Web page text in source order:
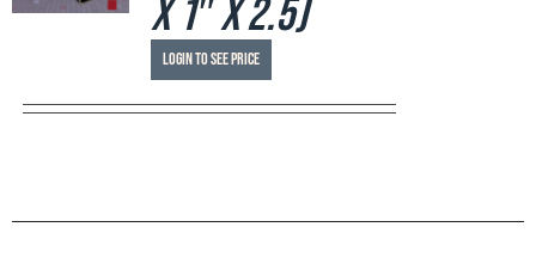
x 1″ x 2.5)
Login to see price